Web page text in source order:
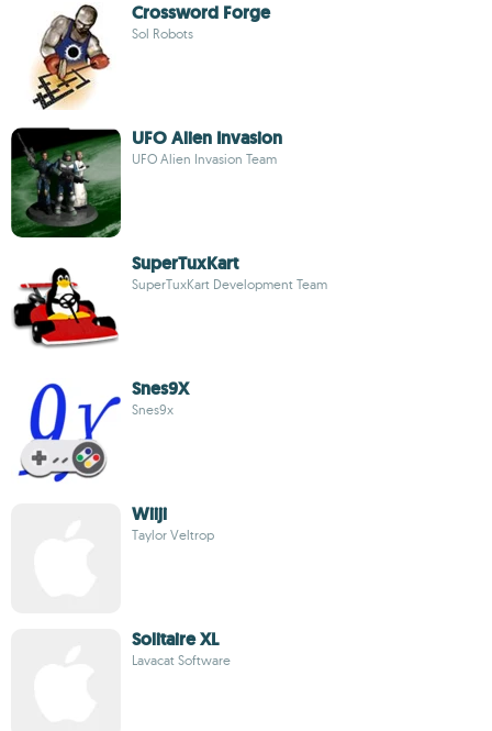
Crossword Forge
Sol Robots
UFO Alien Invasion
UFO Alien Invasion Team
SuperTuxKart
SuperTuxKart Development Team
Snes9X
Snes9x
Wiiji
Taylor Veltrop
Solitaire XL
Lavacat Software